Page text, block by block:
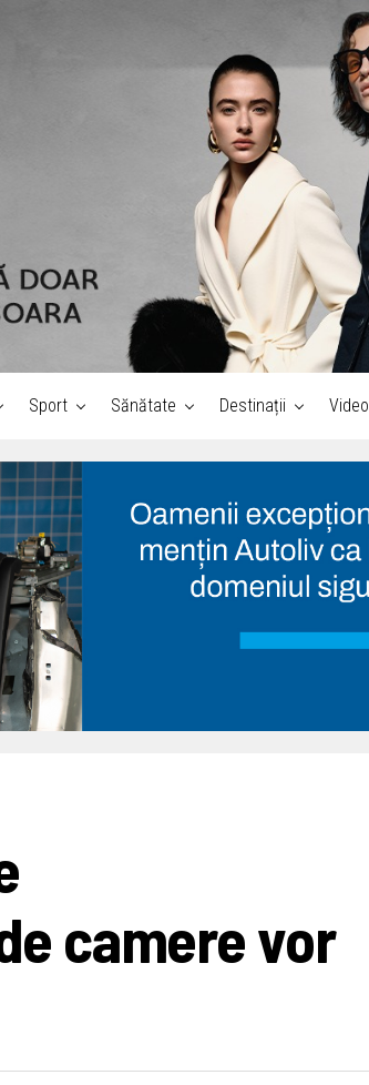
Sport Sănătate Destinații Video
camere vor